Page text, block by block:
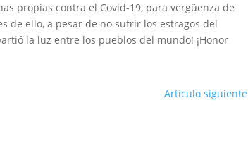
propias contra el Covid-19, para vergüenza de
de ello, a pesar de no sufrir los estragos del
la luz entre los pueblos del mundo! ¡Honor
Artículo siguiente